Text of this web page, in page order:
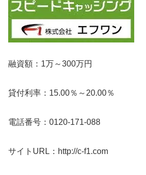
融資額：1万～300万円
貸付利率：15.00％～20.00％
電話番号：0120-171-088
サイトURL：http://c-f1.com